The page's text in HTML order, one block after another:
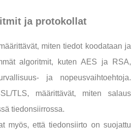
ja protokollat
miten tiedot koodataan ja
algoritmit, kuten AES ja RSA,
ja nopeusvaihtoehtoja.
TLS, määrittävät, miten salaus
tiedonsiirrossa.
myös, että tiedonsiirto on suojattu